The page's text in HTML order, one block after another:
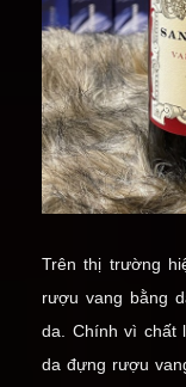
Trên thị trường
rượu vang bằng
da. Chính vì chất
da đựng rượu